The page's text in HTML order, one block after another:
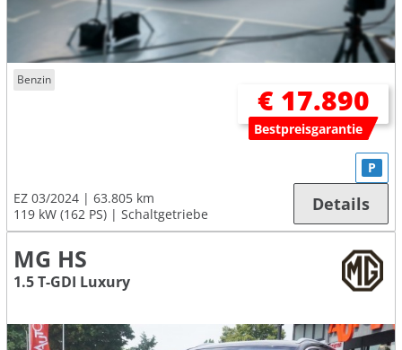
Benzin
€ 17.890
Bestpreisgarantie
EZ 03/2024
63.805 km
119 kW (162 PS)
Schaltgetriebe
P
Details
MG HS
1.5 T-GDI Luxury